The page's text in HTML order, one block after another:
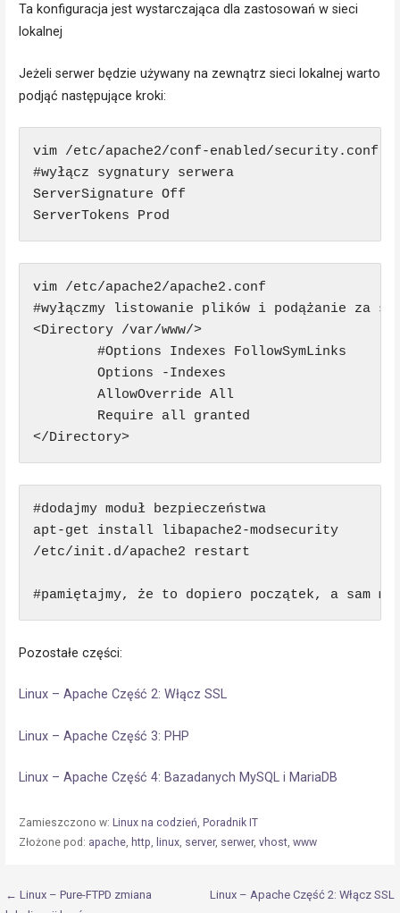
Ta konfiguracja jest wystarczająca dla zastosowań w sieci
lokalnej
Jeżeli serwer będzie używany na zewnątrz sieci lokalnej warto
podjąć następujące kroki:
vim /etc/apache2/conf-enabled/security.conf
#wyłącz sygnatury serwera
ServerSignature Off
vim /etc/apache2/apache2.conf
#wyłączmy listowanie plików i podążanie za
<Directory /var/www/>
        #Options Indexes FollowSymLinks
        Options -Indexes
        AllowOverride All
        Require all granted
</Directory>
#dodajmy moduł bezpieczeństwa
apt-get install libapache2-modsecurity
/etc/init.d/apache2 restart
#pamiętajmy, że to dopiero początek, a sam
Pozostałe części:
Linux – Apache Część 2: Włącz SSL
Linux – Apache Część 3: PHP
Linux – Apache Część 4: Bazadanych MySQL i MariaDB
Zamieszczono w: Linux na codzień, Poradnik IT
Złożone pod: apache, http, linux, server, serwer, vhost, www
Nawigacja
← Linux – Pure-FTPD zmiana
Linux – Apache Część 2: Włącz SSL